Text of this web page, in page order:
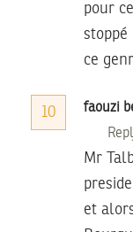
pour
ce
10 faouzi
Mr
et